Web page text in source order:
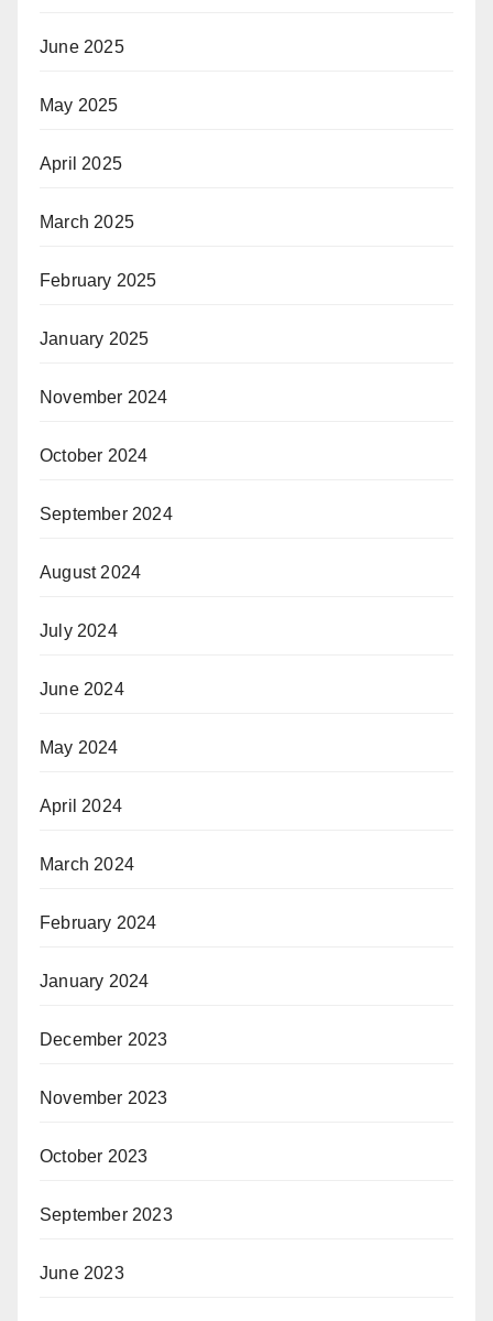
June 2025
May 2025
April 2025
March 2025
February 2025
January 2025
November 2024
October 2024
September 2024
August 2024
July 2024
June 2024
May 2024
April 2024
March 2024
February 2024
January 2024
December 2023
November 2023
October 2023
September 2023
June 2023